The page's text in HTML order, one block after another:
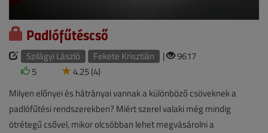
Padlófűtéscső
Szilágyi László Fekete Krisztián |
9617
5
4.25 (4)
Milyen előnyei és hátrányai vannak a különböző csöveknek a
padlófűtési rendszerekben? Miért szerel valaki még mindig
ötrétegű csővel, mikor olcsóbban lehet megvásárolni a